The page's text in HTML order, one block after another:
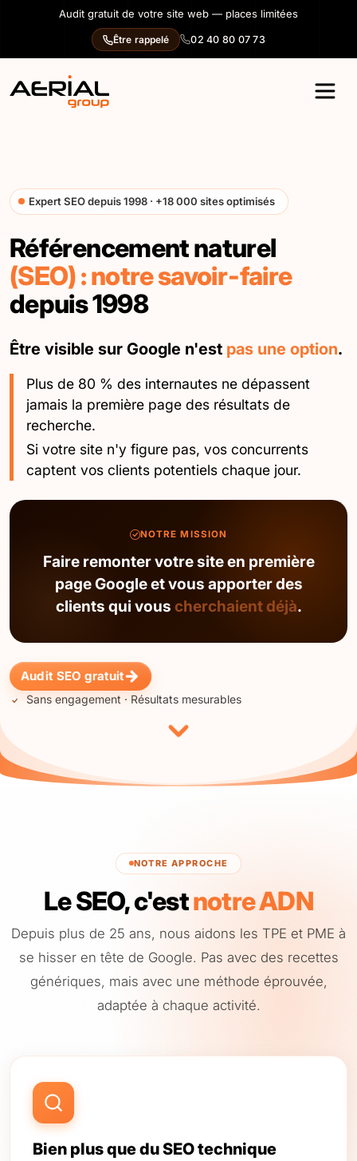
Audit gratuit de votre site web — places limitées
Être rappelé 02 40 80 07 73
Expert SEO depuis 1998 · +18 000 sites optimisés
Référencement naturel
(SEO) : notre savoir‑faire
depuis 1998
Être visible sur Google n'est pas une option.
Plus de 80 % des internautes ne dépassent
jamais la première page des résultats de
recherche.
Si votre site n'y figure pas, vos concurrents
captent vos clients potentiels chaque jour.
NOTRE MISSION
Faire remonter votre site en première
page Google et vous apporter des
clients qui vous cherchaient déjà.
Audit SEO gratuit
Sans engagement · Résultats mesurables
NOTRE APPROCHE
Le SEO, c'estnotre ADN
Depuis plus de 25 ans, nous aidons les TPE et PME à
se hisser en tête de Google. Pas avec des recettes
génériques, mais avec une méthode éprouvée,
adaptée à chaque activité.
Bien plus que du SEO technique
Panneau de gestion des cookies